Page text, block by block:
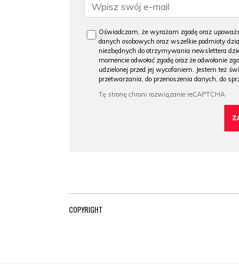
Oświadczam, że wyrażam zgodę oraz
danych osobowych oraz wszelkie podmioty
niezbędnych do otrzymywania newslettera
momencie odwołać zgodę oraz że odwołanie
udzielonej przed jej wycofaniem. Jestem też
przetwarzania, do przenoszenia danych, do
COPYRIGHT